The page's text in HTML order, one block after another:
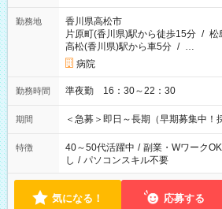
勤務地
香川県高松市
片原町(香川県)駅から徒歩15分 / 松
高松(香川県)駅から車5分 / …
病院
勤務時間 準夜勤 16：30～22：30
期間 ＜急募＞即日～長期（早期募集中！
特徴 40～50代活躍中 / 副業・WワークOK
し / パソコンスキル不要
気になる！ 応募する